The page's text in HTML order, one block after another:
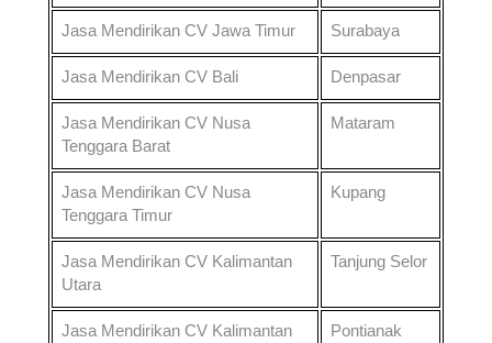
Jasa Mendirikan CVJawa Timur Surabaya
Jasa Mendirikan CV Bali Denpasar
Jasa Mendirikan CV Nusa
Tenggara Barat
Mataram
Jasa Mendirikan CV Nusa
Tenggara Timur
Kupang
Jasa Mendirikan CV Kalimantan
Utara
Tanjung Selor
Jasa Mendirikan CV Kalimantan
Pontianak